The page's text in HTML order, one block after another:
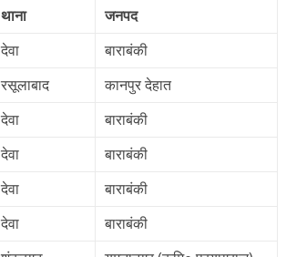
थाना
जनपद
देवा
बाराबंकी
रसूलाबाद
कानपुर देहात
देवा
बाराबंकी
देवा
बाराबंकी
देवा
बाराबंकी
देवा
बाराबंकी
समाजवादी पार्टी ने किया महंगाई के
खिलाफ प्रदर्शन
August 4, 2021